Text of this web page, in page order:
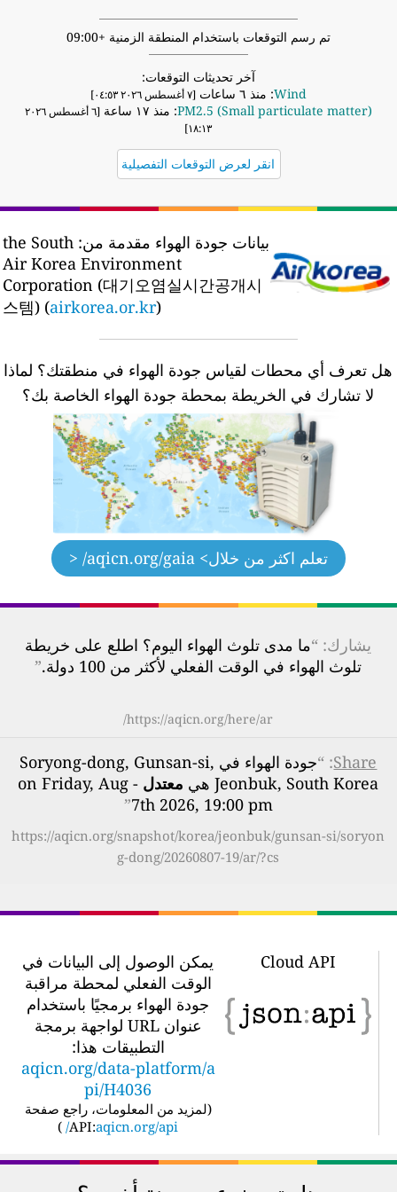
تم رسم التوقعات باستخدام المنطقة الزمنية +09:00
آخر تحديثات التوقعات:
Wind: منذ ٦ ساعات
PM2.5 (Small particulate matter): منذ ١٧ ساعة
[٦ أغسطس ٢٠٢٦
١٨:١٣]
انقر لعرض التوقعات التفصيلية
بيانات جودة الهواء مقدمة من: the South
Air Korea Environment
Corporation (대기오염실시간공개시
스템) (airkorea.or.kr)
هل تعرف أي محطات لقياس جودة الهواء في منطقتك؟ لماذا
لا تشارك في الخريطة بمحطة جودة الهواء الخاصة بك؟
تعلم اكثر من خلال > aqicn.org/gaia/ <
يشارك: “ما مدى تلوث الهواء اليوم؟ اطلع على خريطة
تلوث الهواء في الوقت الفعلي لأكثر من 100 دولة.
”
https://aqicn.org/here/ar/
Share
: “
جودة الهواء في Soryong-dong, Gunsan-si,
Jeonbuk, South Korea هي
معتدل
- on Friday, Aug
7th 2026, 19:00 pm
”
https://aqicn.org/snapshot/korea/jeonbuk/gunsan-si/soryon
g-dong/20260807-19/ar/?cs
Cloud API
يمكن الوصول إلى البيانات في
الوقت الفعلي لمحطة مراقبة
جودة الهواء برمجيًا باستخدام
عنوان URL لواجهة برمجة
التطبيقات هذا:
aqicn.org/data-platform/a
pi/H4036
لمزيد من المعلومات، راجع صفحة
API:aqicn.org/api/
)